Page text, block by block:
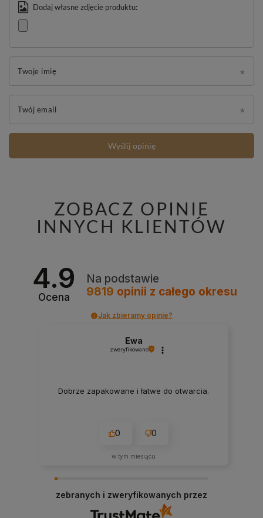
Dodaj własne zdjęcie produktu:
Twoje imię
Twój email
Wyślij opinię
ZOBACZ OPINIE
INNYCH KLIENTÓW
4.9
Ocena
Na podstawie
9819 opinii z całego okresu
Jak zbieramy opinie?
Ewa
zweryfikowano
Dobrze zapakowane i łatwe do otwarcia.
0 0
w tym miesiącu
zebranych i zweryfikowanych przez